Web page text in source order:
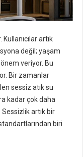
artık
değil; yaşam
veriyor. Bu
Bir zamanlar
sessiz atık su
kadar çok daha
artık bir
biri